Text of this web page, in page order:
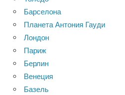
Барселона
Планета Антония Гауди
Лондон
Париж
Берлин
Венеция
Базель